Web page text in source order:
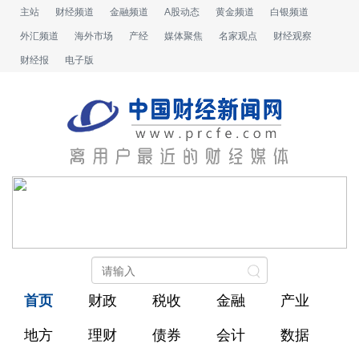
主站 财经频道 金融频道 A股动态 黄金频道 白银频道
外汇频道 海外市场 产经 媒体聚焦 名家观点 财经观察
财经报 电子版
首页 财政 税收 金融 产业
地方 理财 债券 会计 数据